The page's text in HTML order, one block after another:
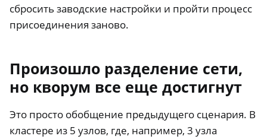
сбросить заводские настройки и пройти процесс
присоединения заново.
Произошло разделение сети,
но кворум все еще достигнут
Это просто обобщение предыдущего сценария. В
кластере из 5 узлов, где, например, 3 узла